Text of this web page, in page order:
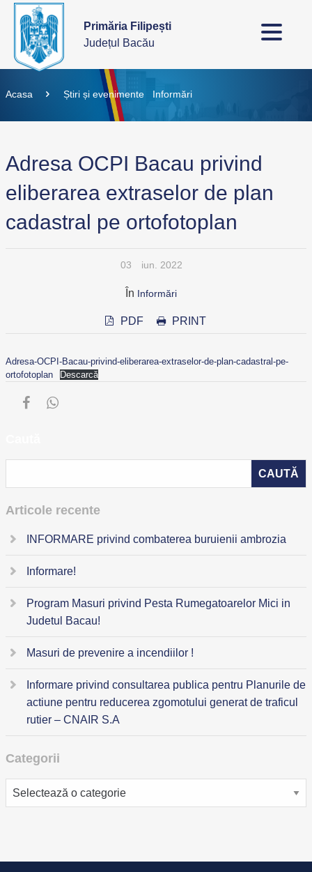
Primăria Filipești
Județul Bacău
Acasa Știri și evenimente Informări
Adresa OCPI Bacau privind
eliberarea extraselor de plan
cadastral pe ortofotoplan
03 iun. 2022
În Informări
PDF PRINT
Adresa-OCPI-Bacau-privind-eliberarea-extraselor-de-plan-cadastral-pe-
ortofotoplan
Descarcă
Articole recente
INFORMARE privind combaterea buruienii ambrozia
Informare!
Program Masuri privind Pesta Rumegatoarelor Mici in
Judetul Bacau!
Masuri de prevenire a incendiilor !
Informare privind consultarea publica pentru Planurile de
actiune pentru reducerea zgomotului generat de traficul
rutier – CNAIR S.A
Categorii
Categorii